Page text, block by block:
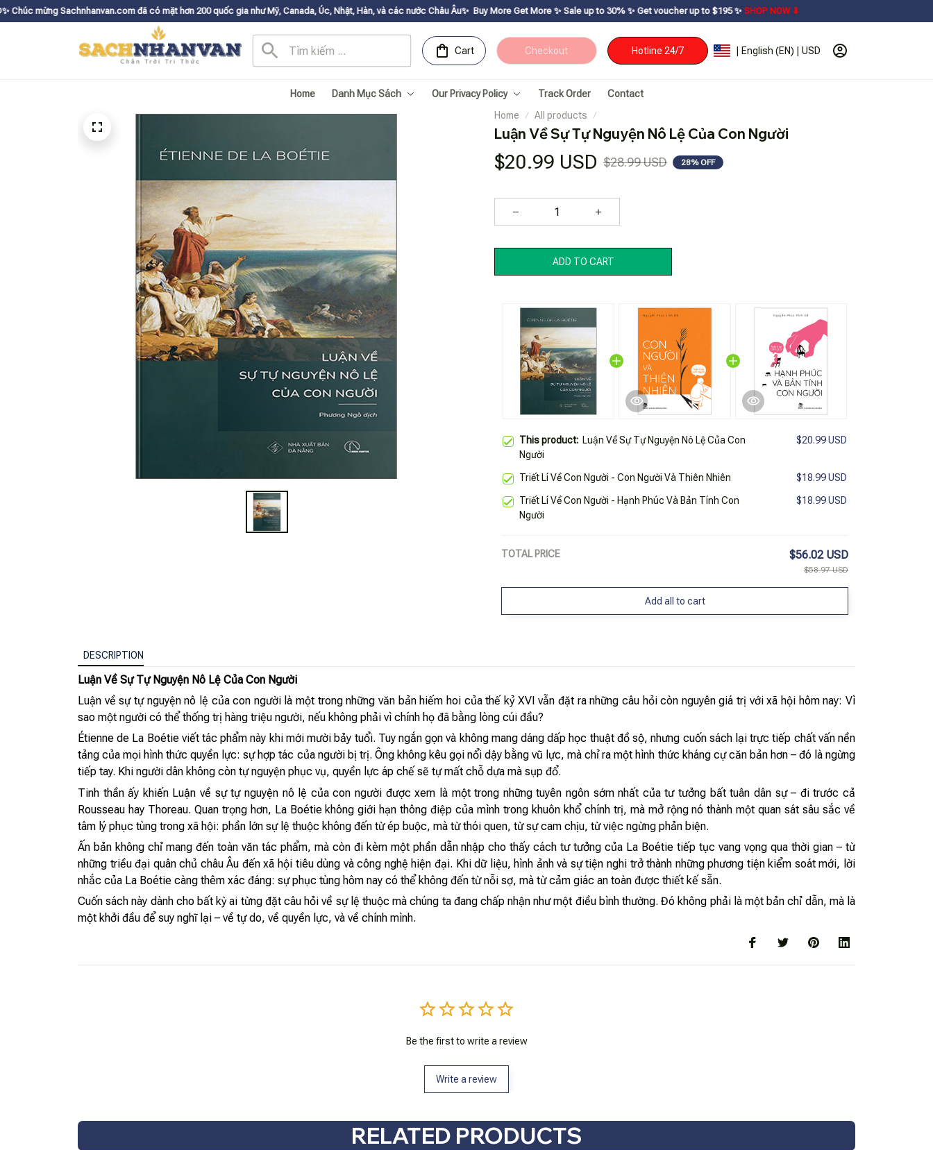
đã có mặt hơn 200 quốc gia như Mỹ, Canada, Úc, Nhật, Hàn, và các nước Châu Âu✨ Buy More Get Moreㅤ ✨ㅤ Sale up to 30% ㅤ✨ㅤ Get voucher up to $195ㅤ ✨ㅤSHOP NOW ⬇
Cart Checkout Hotline 24/7 | English (EN) | USD
Home Danh Mục Sách Our Privacy Policy Track Order
Contact
Home
All products
Luận Về Sự Tự Nguyện Nô Lệ Của Con Người
$20.99 USD $28.99 USD 28% OFF
ADD TO CART
This product: Luận Về Sự Tự Nguyện Nô Lệ Của Con
Người
$20.99 USD
Triết Lí Về Con Người - Con Người Và Thiên Nhiên $18.99 USD
Triết Lí Về Con Người - Hạnh Phúc Và Bản Tính Con
Người
$18.99 USD
TOTAL PRICE $56.02 USD
$58.97 USD
Add all to cart
DESCRIPTION
Luận Về Sự Tự Nguyện Nô Lệ Của Con Người
Luận về sự tự nguyện nô lệ của con người là một trong những văn bản hiếm hoi của thế kỷ XVI vẫn đặt ra những câu hỏi còn nguyên giá trị với xã hội hôm nay: Vì
sao một người có thể thống trị hàng triệu người, nếu không phải vì chính họ đã bằng lòng cúi đầu?
Étienne de La Boétie viết tác phẩm này khi mới mười bảy tuổi. Tuy ngắn gọn và không mang dáng dấp học thuật đồ sộ, nhưng cuốn sách lại trực tiếp chất vấn nền
tảng của mọi hình thức quyền lực: sự hợp tác của người bị trị. Ông không kêu gọi nổi dậy bằng vũ lực, mà chỉ ra một hình thức kháng cự căn bản hơn – đó là ngừng
tiếp tay. Khi người dân không còn tự nguyện phục vụ, quyền lực áp chế sẽ tự mất chỗ dựa mà sụp đổ.
Tinh thần ấy khiến Luận về sự tự nguyện nô lệ của con người được xem là một trong những tuyên ngôn sớm nhất của tư tưởng bất tuân dân sự – đi trước cả
Rousseau hay Thoreau. Quan trọng hơn, La Boétie không giới hạn thông điệp của mình trong khuôn khổ chính trị, mà mở rộng nó thành một quan sát sâu sắc về
tâm lý phục tùng trong xã hội: phần lớn sự lệ thuộc không đến từ ép buộc, mà từ thói quen, từ sự cam chịu, từ việc ngừng phản biện.
Ấn bản không chỉ mang đến toàn văn tác phẩm, mà còn đi kèm một phần dẫn nhập cho thấy cách tư tưởng của La Boétie tiếp tục vang vọng qua thời gian – từ
những triều đại quân chủ châu Âu đến xã hội tiêu dùng và công nghệ hiện đại. Khi dữ liệu, hình ảnh và sự tiện nghi trở thành những phương tiện kiểm soát mới, lời
nhắc của La Boétie càng thêm xác đáng: sự phục tùng hôm nay có thể không đến từ nỗi sợ, mà từ cảm giác an toàn được thiết kế sẵn.
Cuốn sách này dành cho bất kỳ ai từng đặt câu hỏi về sự lệ thuộc mà chúng ta đang chấp nhận như một điều bình thường. Đó không phải là một bản chỉ dẫn, mà là
một khởi đầu để suy nghĩ lại – về tự do, về quyền lực, và về chính mình.
Be the first to write a review
Write a review
RELATED PRODUCTS